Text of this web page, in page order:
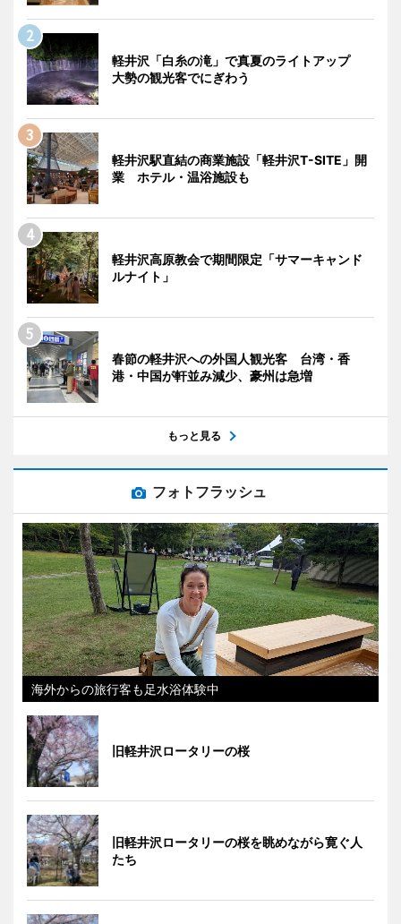
軽井沢「白糸の滝」で真夏のライトアップ
大勢の観光客でにぎわう
軽井沢駅直結の商業施設「軽井沢T-SITE」開
業 ホテル・温浴施設も
軽井沢高原教会で期間限定「サマーキャンド
ルナイト」
春節の軽井沢への外国人観光客 台湾・香
港・中国が軒並み減少、豪州は急増
もっと見る
フォトフラッシュ
海外からの旅行客も足水浴体験中
旧軽井沢ロータリーの桜
旧軽井沢ロータリーの桜を眺めながら寛ぐ人
たち